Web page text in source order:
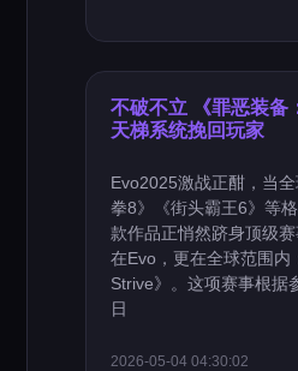
不破不立 《罪恶装备
天梯系统挽回玩家
Evo2025激战正酣，当
拳8》《街头霸王6》等
款作品正悄然跻身顶级
在Evo，更在全球范围内
Strive》。这项赛事根据
日
2026-05-04 04:30:02